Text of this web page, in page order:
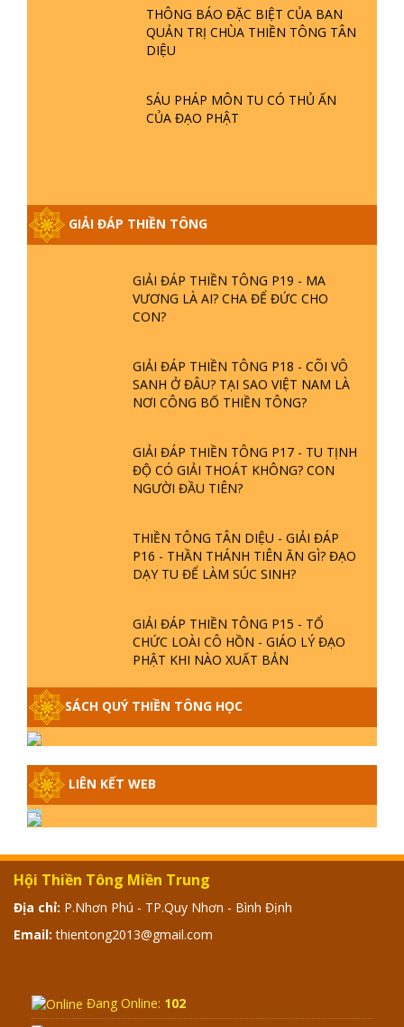
THÔNG BÁO ĐẶC BIỆT CỦA BAN
QUẢN TRỊ CHÙA THIỀN TÔNG TÂN
DIỆU
SÁU PHÁP MÔN TU CÓ THỦ ẤN
CỦA ĐẠO PHẬT
GIẢI ĐÁP THIỀN TÔNG
GIẢI ĐÁP THIỀN TÔNG ĐẶC BIỆT P21
- TẠI SAO ĐỨC PHẬT BƯỚC ĐI 7
BƯỚC TRÊN HOA SEN ? | TTTD
GIẢI ĐÁP VỀ LỄ TIỄN THIỀN TÔNG SƯ
NGỌC LÂM VỀ PHẬT GIỚI
PHẦN 20 - BÁC NGUYỄN NHÂN LÀ AI?
PHIỀN NÃO DO ĐÂU MÀ CÓ?
GIẢI ĐÁP THIỀN TÔNG P19 - MA
VƯƠNG LÀ AI? CHA ĐỂ ĐỨC CHO
CON?
GIẢI ĐÁP THIỀN TÔNG P18 - CÕI VÔ
SANH Ở ĐÂU? TẠI SAO VIỆT NAM LÀ
NƠI CÔNG BỐ THIỀN TÔNG?
GIẢI ĐÁP THIỀN TÔNG P17 - TU TỊNH
ĐỘ CÓ GIẢI THOÁT KHÔNG? CON
NGƯỜI ĐẦU TIÊN?
THIỀN TÔNG TÂN DIỆU - GIẢI ĐÁP
P16 - THẦN THÁNH TIÊN ĂN GÌ? ĐẠO
DẠY TU ĐỂ LÀM SÚC SINH?
GIẢI ĐÁP THIỀN TÔNG P15 - TỔ
CHỨC LOÀI CÔ HỒN - GIÁO LÝ ĐẠO
PHẬT KHI NÀO XUẤT BẢN
GIẢI ĐÁP THIỀN TÔNG ĐẶC BIỆT -
P14 - NGUỒN GỐC ÂM LỊCH DƯƠNG
GIẢI ĐÁP THIỀN TÔNG ĐẶC BIỆT -
P13 - CON NGƯỜI TU THÀNH PHẬT
GIẢI ĐÁP THIỀN TÔNG ĐẶC BIỆT -
P12 - SỰ THẬT VỀ ĐẠI HỒNG THỦY?
TRỜI ĐÁNH THÁNH ĐÂM THẦN VẶN
SÁCH QUÝ THIỀN TÔNG HỌC
LIÊN KẾT WEB
Hội Thiền Tông Miền Trung
Địa chỉ: P.Nhơn Phú - TP.Quy Nhơn - Bình Định
Email: thientong2013@gmail.com
Đang Online: 102